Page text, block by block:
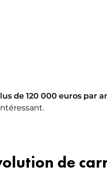
de 120 000 euros par
de